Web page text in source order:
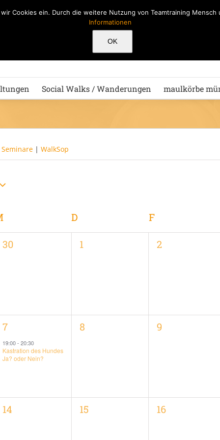
Social Walks / Wanderungen maulkörbe
Seminare | WalkSop
D FFREITAG
0
30
0
1
0
2
1
Veranstaltung,
7
19:00- 20:30
Kastration des Hundes
Ja? oder Nein?
0
8
0
9
0
14
0
15
0
16
Cookies ein. Durch die weitere Nutzung von Teamtraining
Informationen
OK